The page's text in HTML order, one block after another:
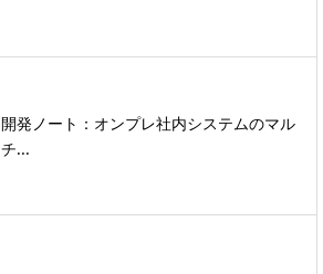
開発ノート：オンプレ社内システムのマル
チ...